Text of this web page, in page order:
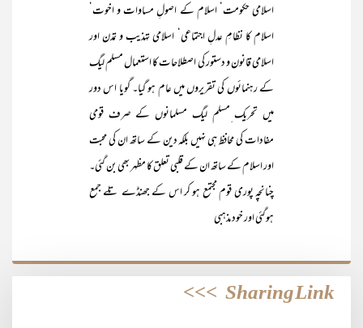
اسلامی حکومت‘ اسلام کے اصولِ مساوات و اخوت‘
اسلام کا نظامِ عدلِ اجتماعی‘ اسلامی تہذیب و تمدن اور
اسلامی قانون و دستور کی اصطلاحات کا استعمال مسلم لیگ
کے رہنمائوں کی تقریروں میں عام ہو گیا۔ گویا اس دور
میں تحریک ِمسلم لیگ مسلمانوں کے صرف قومی
مفادات کی محافظ ہی نہیں بلکہ دین کے ساتھ ان کی محبت
اور اسلام کے ساتھ ان کے قلبی تعلق کا مظہر بھی بن گئی۔
چنانچہ پوری قوم مجتمع ہو کر اس کے جھنڈے تلے جمع
ہوگئی اور خود مذہبی
Sharing Link
>>>